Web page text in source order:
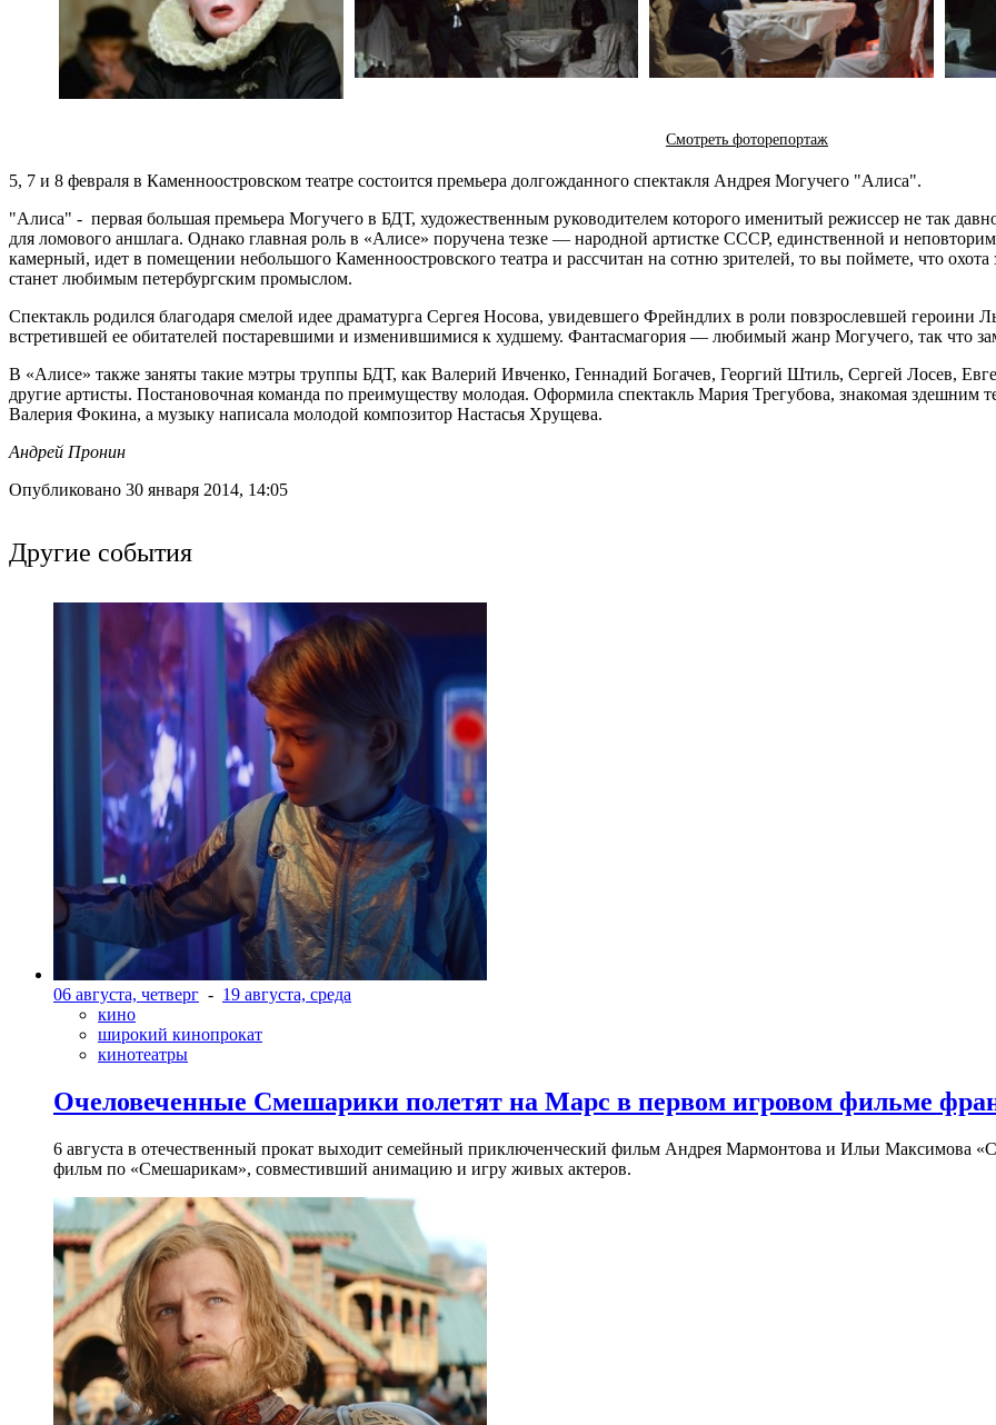
Смотреть фоторепортаж
5, 7 и 8 февраля в Каменноостровском театре состоится премьера долгожданного спектакля Андрея Могучего "Алиса".
"Алиса" - первая большая премьера Могучего в БДТ, художественным руководителем которого именитый режиссер не так
для ломового аншлага. Однако главная роль в «Алисе» поручена тезке — народной артистке СССР, единственной и
камерный, идет в помещении небольшого Каменноостровского театра и рассчитан на сотню зрителей, то вы поймете, что
станет любимым петербургским промыслом.
Спектакль родился благодаря смелой идее драматурга Сергея Носова, увидевшего Фрейндлих в роли повзрослевшей героини
встретившей ее обитателей постаревшими и изменившимися к худшему. Фантасмагория — любимый жанр Могучего, так что
В «Алисе» также заняты такие мэтры труппы БДТ, как Валерий Ивченко, Геннадий Богачев, Георгий Штиль, Сергей Лосев,
другие артисты. Постановочная команда по преимуществу молодая. Оформила спектакль Мария Трегубова, знакомая
Валерия Фокина, а музыку написала молодой композитор Настасья Хрущева.
Андрей Пронин
Опубликовано 30 января 2014, 14:05
Другие события
06 августа, четверг - 19 августа, среда
кино
широкий кинопрокат
кинотеатры
Очеловеченные Смешарики полетят на Марс в первом игровом фильме
6 августа в отечественный прокат выходит семейный приключенческий фильм Андрея Мармонтова и Ильи Максимова
фильм по «Смешарикам», совместивший анимацию и игру живых актеров.